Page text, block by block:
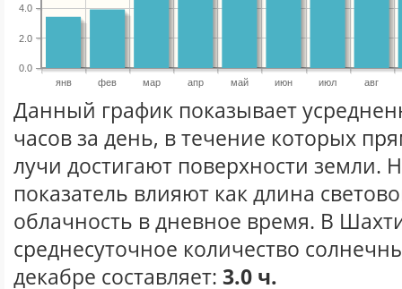
янв фев мар апр май июн июл авг
0.0
2.0
4.0
Данный график показывает
часов за день, в течение которых
лучи достигают поверхности земли.
показатель влияют как длина
облачность в дневное время. В
среднесуточное количество
декабре составляет: 3.0 ч.